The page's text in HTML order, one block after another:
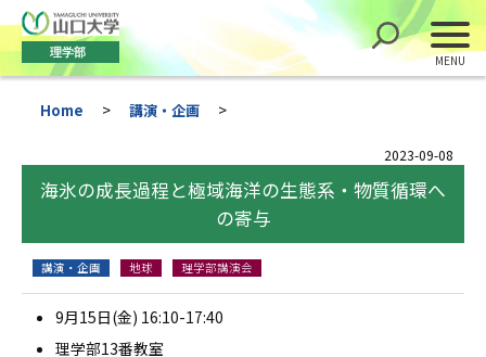
理学部
Home > 講演・企画 >
2023-09-08
海氷の成長過程と極域海洋の生態系・物質循環へ
の寄与
講演・企画 地球 理学部講演会
9月15日(金) 16:10-17:40
理学部13番教室